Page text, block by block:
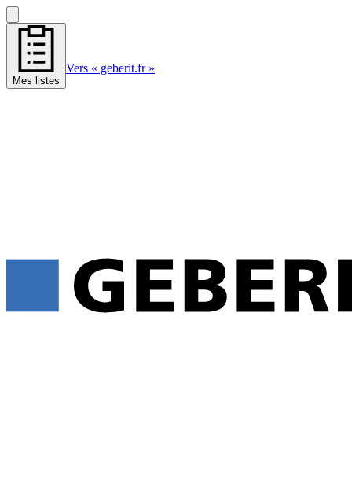
Mes listes
Vers « geberit.fr »